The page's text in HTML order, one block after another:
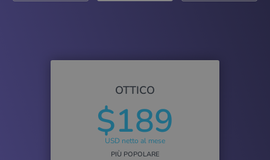
OTTICO
$189
USD netto al mese
PIÙ POPOLARE